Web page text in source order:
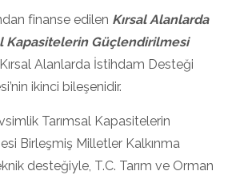
finanse edilen Kırsal Alanlarda
Kapasitelerin Güçlendirilmesi
Alanlarda İstihdam Desteği
ikinci bileşenidir.
Tarımsal Kapasitelerin
Birleşmiş Milletler Kalkınma
desteğiyle, T.C. Tarım ve Orman